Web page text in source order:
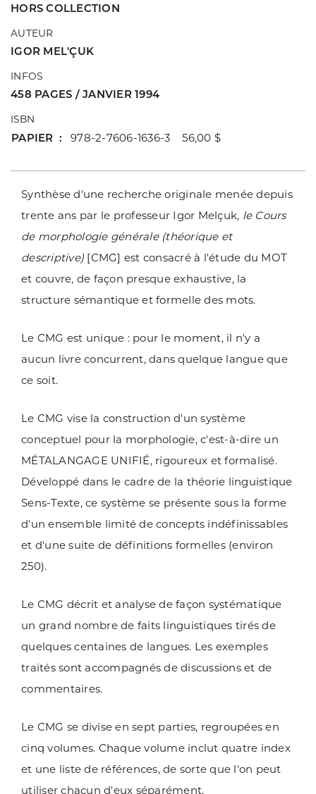
HORS COLLECTION
AUTEUR
IGOR MEL'ÇUK
INFOS
458 PAGES / JANVIER 1994
ISBN
PAPIER 978-2-7606-1636-3 56,00 $
Synthèse d'une recherche originale menée depuis
trente ans par le professeur Igor Melçuk, le Cours
de morphologie générale (théorique et
descriptive) [CMG] est consacré à l'étude du MOT
et couvre, de façon presque exhaustive, la
structure sémantique et formelle des mots.
Le CMG est unique : pour le moment, il n'y a
aucun livre concurrent, dans quelque langue que
ce soit.
Le CMG vise la construction d'un système
conceptuel pour la morphologie, c'est-à-dire un
MÉTALANGAGE UNIFIÉ, rigoureux et formalisé.
Développé dans le cadre de la théorie linguistique
Sens-Texte, ce système se présente sous la forme
d'un ensemble limité de concepts indéfinissables
et d'une suite de définitions formelles (environ
250).
Le CMG décrit et analyse de façon systématique
un grand nombre de faits linguistiques tirés de
quelques centaines de langues. Les exemples
traités sont accompagnés de discussions et de
commentaires.
Le CMG se divise en sept parties, regroupées en
cinq volumes. Chaque volume inclut quatre index
et une liste de références, de sorte que l'on peut
utiliser chacun d'eux séparément.